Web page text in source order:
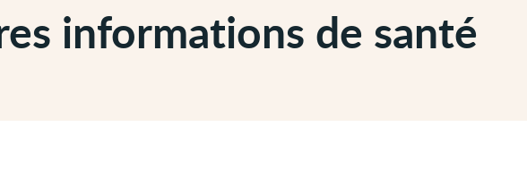
informations de santé